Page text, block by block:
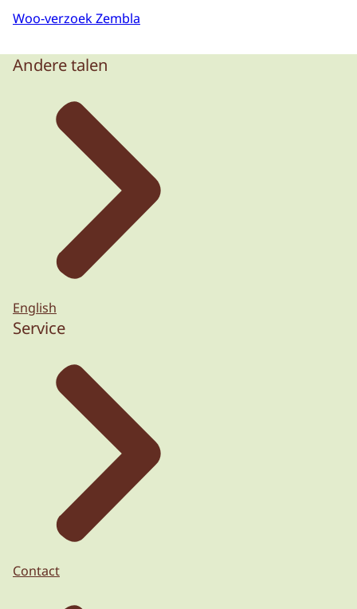
Woo-verzoek Zembla
Andere talen
English
Service
Contact